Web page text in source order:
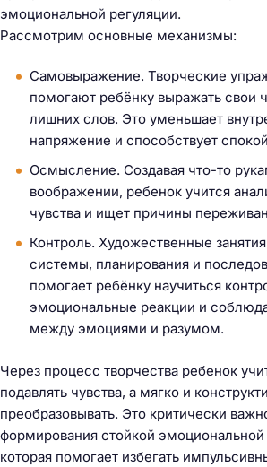
эмоциональной регуляции.
Рассмотрим основные механизмы:
Самовыражение. Творческие
помогают ребёнку выражать свои
лишних слов. Это уменьшает
напряжение и способствует
Осмысление. Создавая что-то
воображении, ребенок учится
чувства и ищет причины
Контроль. Художественные
системы, планирования и
помогает ребёнку научиться
эмоциональные реакции и
между эмоциями и разумом.
Через процесс творчества ребенок
подавлять чувства, а мягко и
преобразовывать. Это критически
формирования стойкой эмоциональной
которая помогает избегать